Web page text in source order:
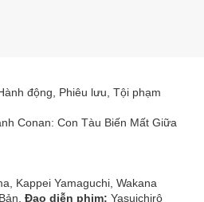
động, Phiêu lưu, Tội phạm
Conan: Con Tàu Biến Mất Giữa
Kappei Yamaguchi, Wakana
Đạo diễn phim: Yasuichirô